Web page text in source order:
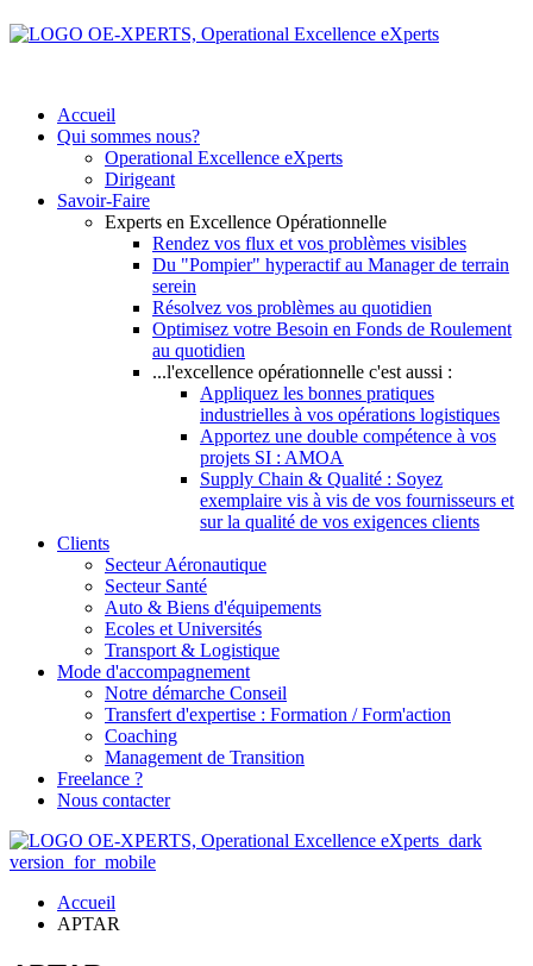
Accueil
Qui sommes nous?
Operational Excellence eXperts
Dirigeant
Savoir-Faire
Experts en Excellence Opérationnelle
Rendez vos flux et vos problèmes visibles
Du "Pompier" hyperactif au Manager de terrain
serein
Résolvez vos problèmes au quotidien
Optimisez votre Besoin en Fonds de Roulement
au quotidien
...l'excellence opérationnelle c'est aussi :
Appliquez les bonnes pratiques
industrielles à vos opérations logistiques
Apportez une double compétence à vos
projets SI : AMOA
Supply Chain & Qualité : Soyez
exemplaire vis à vis de vos fournisseurs et
sur la qualité de vos exigences clients
Clients
Secteur Aéronautique
Secteur Santé
Auto & Biens d'équipements
Ecoles et Universités
Transport & Logistique
Mode d'accompagnement
Notre démarche Conseil
Transfert d'expertise : Formation / Form'action
Coaching
Management de Transition
Freelance ?
Nous contacter
Accueil
APTAR